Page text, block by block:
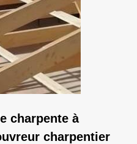
charpente à
charpentier